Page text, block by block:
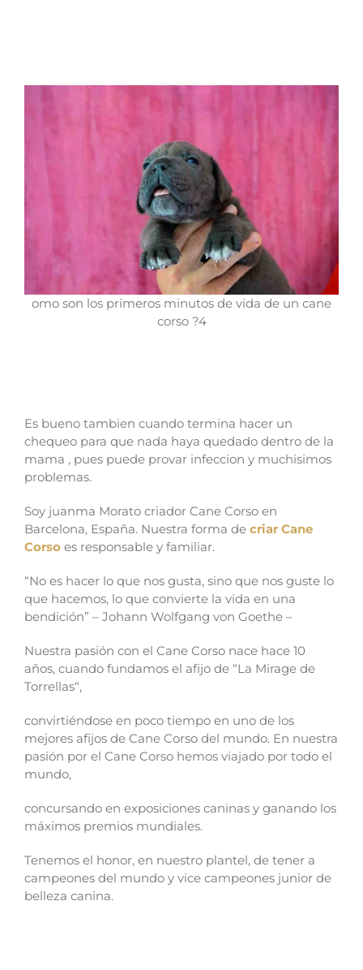
omo son los primeros minutos de vida de un cane
corso ?4
Es bueno tambien cuando termina hacer un
chequeo para que nada haya quedado dentro de la
mama , pues puede provar infeccion y muchisimos
problemas.
Soy juanma Morato criador Cane Corso en
Barcelona, España. Nuestra forma de criar Cane
Corso es responsable y familiar.
“No es hacer lo que nos gusta, sino que nos guste lo
que hacemos, lo que convierte la vida en una
bendición” – Johann Wolfgang von Goethe –
Nuestra pasión con el Cane Corso nace hace 10
años, cuando fundamos el afijo de “La Mirage de
Torrellas“,
convirtiéndose en poco tiempo en uno de los
mejores afijos de Cane Corso del mundo. En nuestra
pasión por el Cane Corso hemos viajado por todo el
mundo,
concursando en exposiciones caninas y ganando los
máximos premios mundiales.
Tenemos el honor, en nuestro plantel, de tener a
campeones del mundo y vice campeones junior de
belleza canina.